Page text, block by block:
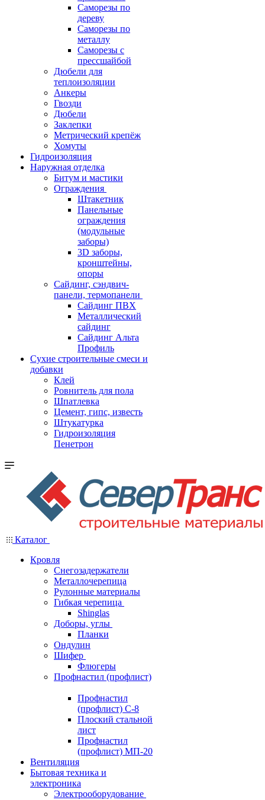
Саморезы по
дереву
Саморезы по
металлу
Саморезы с
прессшайбой
Дюбели для
теплоизоляции
Анкеры
Гвозди
Дюбели
Заклепки
Метрический крепёж
Хомуты
Гидроизоляция
Наружная отделка
Битум и мастики
Ограждения
Штакетник
Панельные
ограждения
(модульные
заборы)
3D заборы,
кронштейны,
опоры
Cайдинг, сэндвич-
панели, термопанели
Сайдинг ПВХ
Металлический
сайдинг
Сайдинг Альта
Профиль
Сухие строительные смеси и
добавки
Клей
Ровнитель для пола
Шпатлевка
Цемент, гипс, известь
Штукатурка
Гидроизоляция
Пенетрон
Каталог
Кровля
Снегозадержатели
Металлочерепица
Рулонные материалы
Гибкая черепица
Shinglas
Доборы, углы
Планки
Ондулин
Шифер
Флюгеры
Профнастил (профлист)
Профнастил
(профлист) С-8
Плоский стальной
лист
Профнастил
(профлист) МП-20
Вентиляция
Бытовая техника и
электроника
Электрооборудование